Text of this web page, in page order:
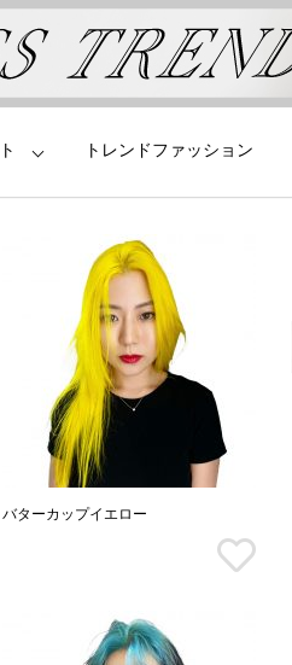
トレンドファッション
バターカップイエロー